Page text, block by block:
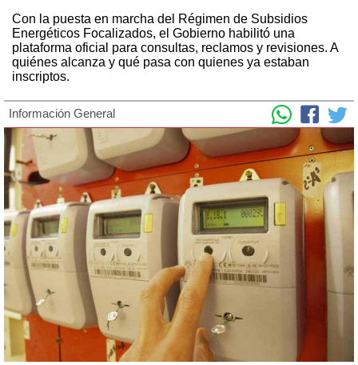
Con la puesta en marcha del Régimen de Subsidios
Energéticos Focalizados, el Gobierno habilitó una
plataforma oficial para consultas, reclamos y revisiones. A
quiénes alcanza y qué pasa con quienes ya estaban
inscriptos.
Información General